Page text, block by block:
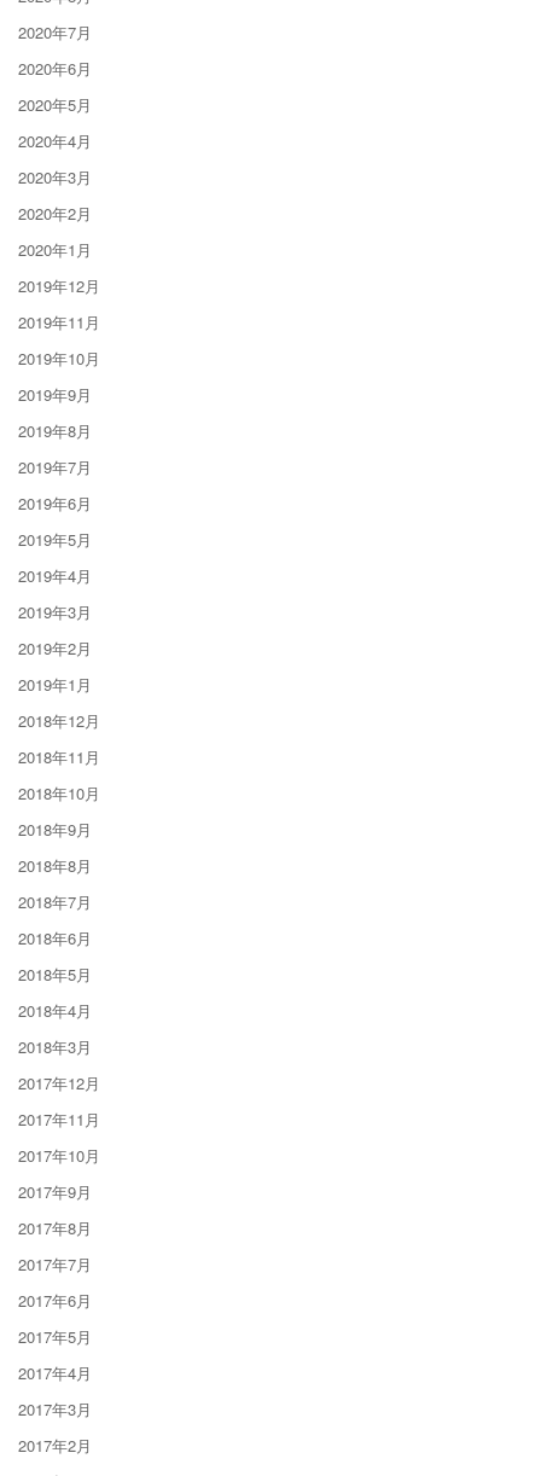
2020年7月
2020年6月
2020年5月
2020年4月
2020年3月
2020年2月
2020年1月
2019年12月
2019年11月
2019年10月
2019年9月
2019年8月
2019年7月
2019年6月
2019年5月
2019年4月
2019年3月
2019年2月
2019年1月
2018年12月
2018年11月
2018年10月
2018年9月
2018年8月
2018年7月
2018年6月
2018年5月
2018年4月
2018年3月
2017年12月
2017年11月
2017年10月
2017年9月
2017年8月
2017年7月
2017年6月
2017年5月
2017年4月
2017年3月
2017年2月